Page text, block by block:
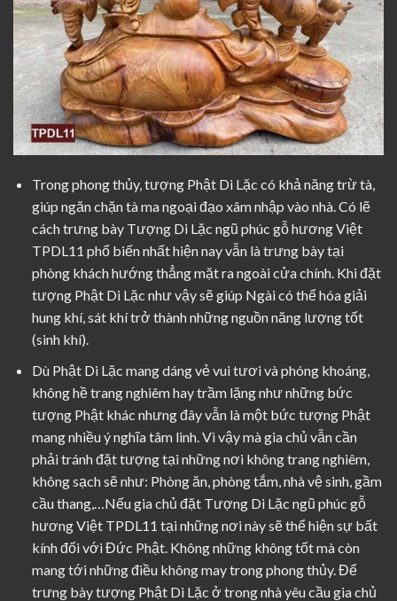
Trong phong thủy, tượng Phật Di Lặc có khả năng trừ tà,
giúp ngăn chặn tà ma ngoại đạo xâm nhập vào nhà. Có lẽ
cách trưng bày Tượng Di Lặc ngũ phúc gỗ hương Việt
TPDL11 phổ biến nhất hiện nay vẫn là trưng bày tại
phòng khách hướng thẳng mặt ra ngoài cửa chính. Khi đặt
tượng Phật Di Lặc như vậy sẽ giúp Ngài có thể hóa giải
hung khí, sát khí trở thành những nguồn năng lượng tốt
(sinh khí).
Dù Phật Di Lặc mang dáng vẻ vui tươi và phóng khoáng,
không hề trang nghiêm hay trầm lặng như những bức
tượng Phật khác nhưng đây vẫn là một bức tượng Phật
mang nhiều ý nghĩa tâm linh. Vì vậy mà gia chủ vẫn cần
phải tránh đặt tượng tại những nơi không trang nghiêm,
không sạch sẽ như: Phòng ăn, phòng tắm, nhà vệ sinh, gầm
cầu thang,…Nếu gia chủ đặt Tượng Di Lặc ngũ phúc gỗ
hương Việt TPDL11 tại những nơi này sẽ thể hiện sự bất
kính đối với Đức Phật. Không những không tốt mà còn
mang tới những điều không may trong phong thủy. Để
trưng bày tượng Phật Di Lặc ở trong nhà yêu cầu gia chủ